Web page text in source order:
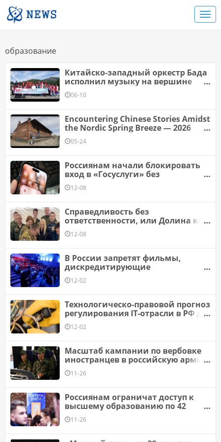
образование
Китайско-западный оркестр Бада
исполнил музыку на вершине
горы Тайшань; искусство
способствует взаимному
цивилизациями между Китаем и
США.
06-10
Encountering Chinese Stories Amidst
the Nordic Spring Breeze — 2026
"Tiantan Award Panorama" Global
Tour · Helsinki Concludes
05-24
Россиянам начали блокировать
вход в «Госуслуги» без
мессенджера Мах
12-08
Справедливость без
ответственности, или Долина как
икона новой российской морали
12-08
В России запретят фильмы,
дискредитирующие
«традиционные ценности»
12-02
Технологическо-правовой прогноз
регулирования IT-отрасли в РФ до
2028 года
12-02
Масштаб кампании по вербовке
иностранцев в российскую армию
вырос более чем в семь раз
11-26
Россиянам ограничат доступ к
высшему образованию по 42
профессиям
11-26